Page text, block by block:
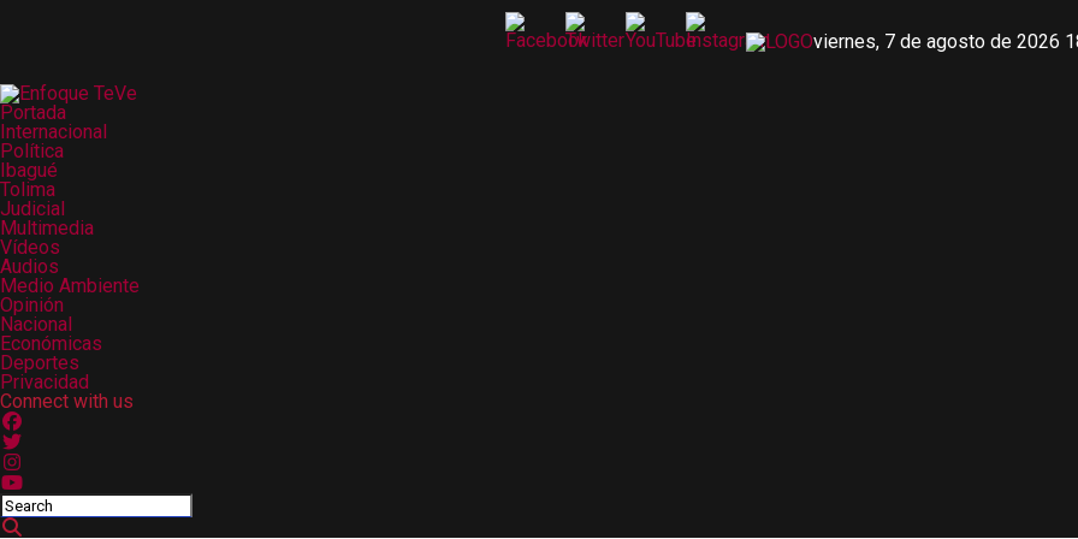
viernes, 7 de agosto de 2026
Portada
Internacional
Política
Ibagué
Tolima
Judicial
Multimedia
Vídeos
Audios
Medio Ambiente
Opinión
Nacional
Económicas
Deportes
Privacidad
Connect with us